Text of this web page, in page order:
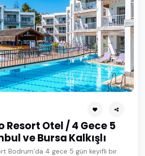
Resort Otel / 4 Gece 5
ve Bursa Kalkışlı
Bodrum’da 4 gece 5 gün keyifli bir